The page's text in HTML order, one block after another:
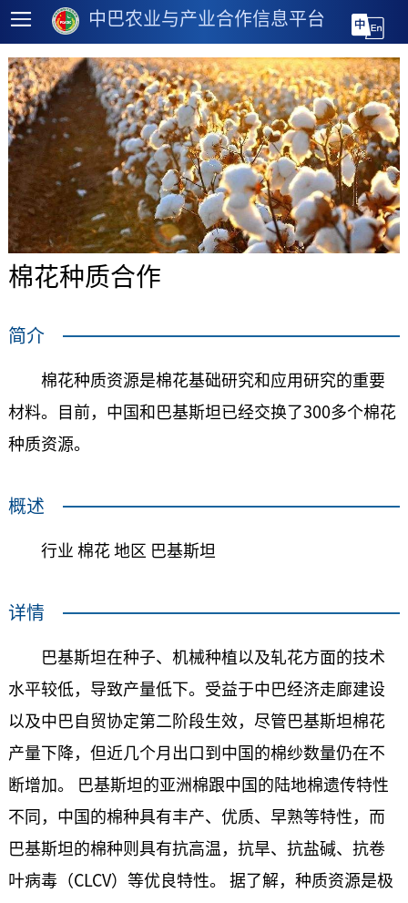
中巴农业与产业合作信息平台
棉花种质合作
简介
棉花种质资源是棉花基础研究和应用研究的重要
材料。目前，中国和巴基斯坦已经交换了300多个棉花
种质资源。
概述
行业 棉花 地区 巴基斯坦
详情
巴基斯坦在种子、机械种植以及轧花方面的技术
水平较低，导致产量低下。受益于中巴经济走廊建设
以及中巴自贸协定第二阶段生效，尽管巴基斯坦棉花
产量下降，但近几个月出口到中国的棉纱数量仍在不
断增加。 巴基斯坦的亚洲棉跟中国的陆地棉遗传特性
不同，中国的棉种具有丰产、优质、早熟等特性，而
巴基斯坦的棉种则具有抗高温，抗旱、抗盐碱、抗卷
叶病毒（CLCV）等优良特性。 据了解，种质资源是极